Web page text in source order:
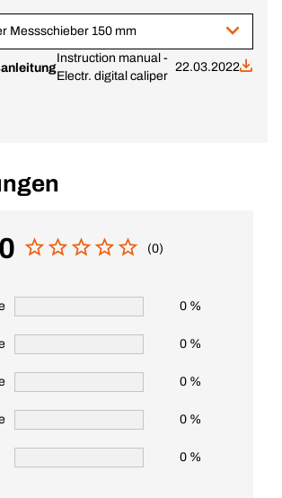
Messschieber 150 mm
Instruction manual -
Electr. digital caliper
22.03.2022
0 (0)
0 %
0 %
0 %
0 %
0 %